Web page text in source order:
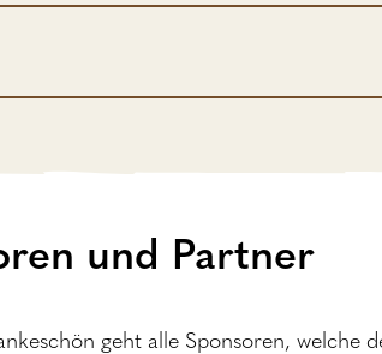
und Partner
geht alle Sponsoren,